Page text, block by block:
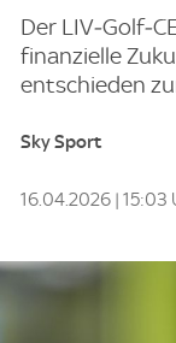
Der
finanzielle
entschieden
Sky Sport
16.04.2026 | 15:03